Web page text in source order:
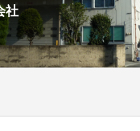
社